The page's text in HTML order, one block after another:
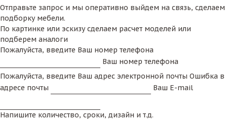
Отправьте запрос и мы оперативно выйдем на связь, сделаем
подборку мебели.
По картинке или эскизу сделаем расчет моделей или
подберем аналоги
Пожалуйста, введите Ваш номер телефона
Ваш номер телефона
Пожалуйста, введите Ваш адрес электронной почты Ошибка в
адресе почты
Ваш E-mail
Напишите количество, сроки, дизайн и т.д.